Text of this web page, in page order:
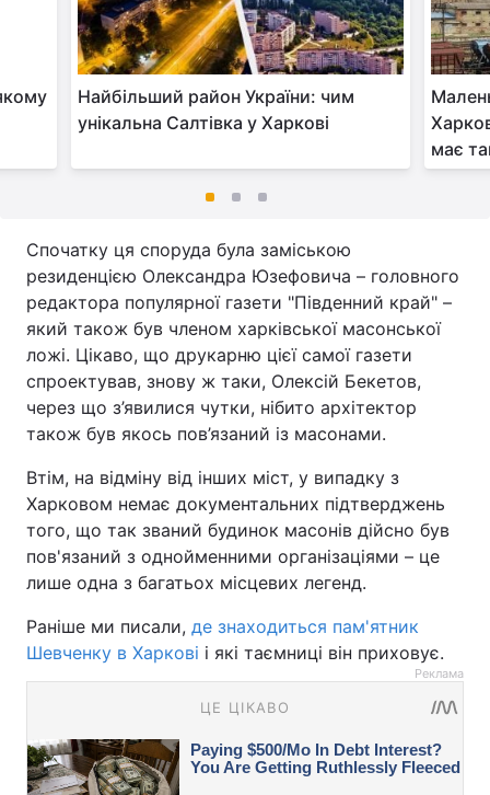
Найбільший район України: чим
унікальна Салтівка у Харкові
має
Спочатку ця споруда була заміською
резиденцією Олександра Юзефовича – головного
редактора популярної газети "Південний край" –
який також був членом харківської масонської
ложі. Цікаво, що друкарню цієї самої газети
спроектував, знову ж таки, Олексій Бекетов,
через що з’явилися чутки, нібито архітектор
також був якось пов’язаний із масонами.
Втім, на відміну від інших міст, у випадку з
Харковом немає документальних підтверджень
того, що так званий будинок масонів дійсно був
пов'язаний з однойменними організаціями – це
лише одна з багатьох місцевих легенд.
Раніше ми писали, де знаходиться пам'ятник
Шевченку в Харкові і які таємниці він приховує.
Реклама